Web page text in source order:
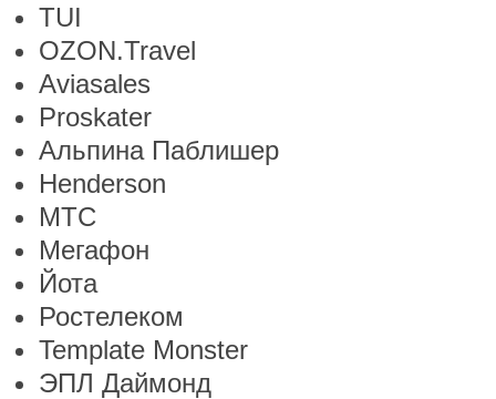
TUI
OZON.Travel
Aviasales
Proskater
Альпина Паблишер
Henderson
МТС
Мегафон
Йота
Ростелеком
Template Monster
ЭПЛ Даймонд